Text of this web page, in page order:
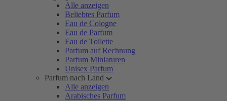
Alle anzeigen
Beliebtes Parfum
Eau de Cologne
Eau de Parfum
Eau de Toilette
Parfum auf Rechnung
Parfum Miniaturen
Unisex Parfum
Parfum nach Land
Alle anzeigen
Arabisches Parfum